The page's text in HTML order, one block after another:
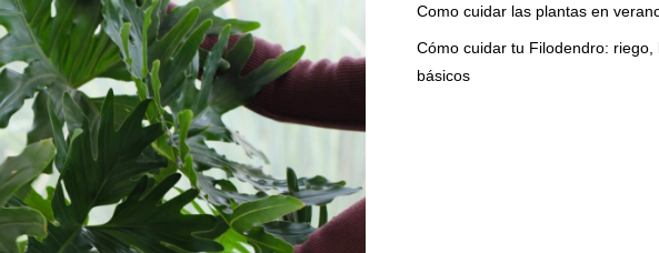
Como cuidar las plantas en
Cómo cuidar tu Filodendro: riego,
básicos